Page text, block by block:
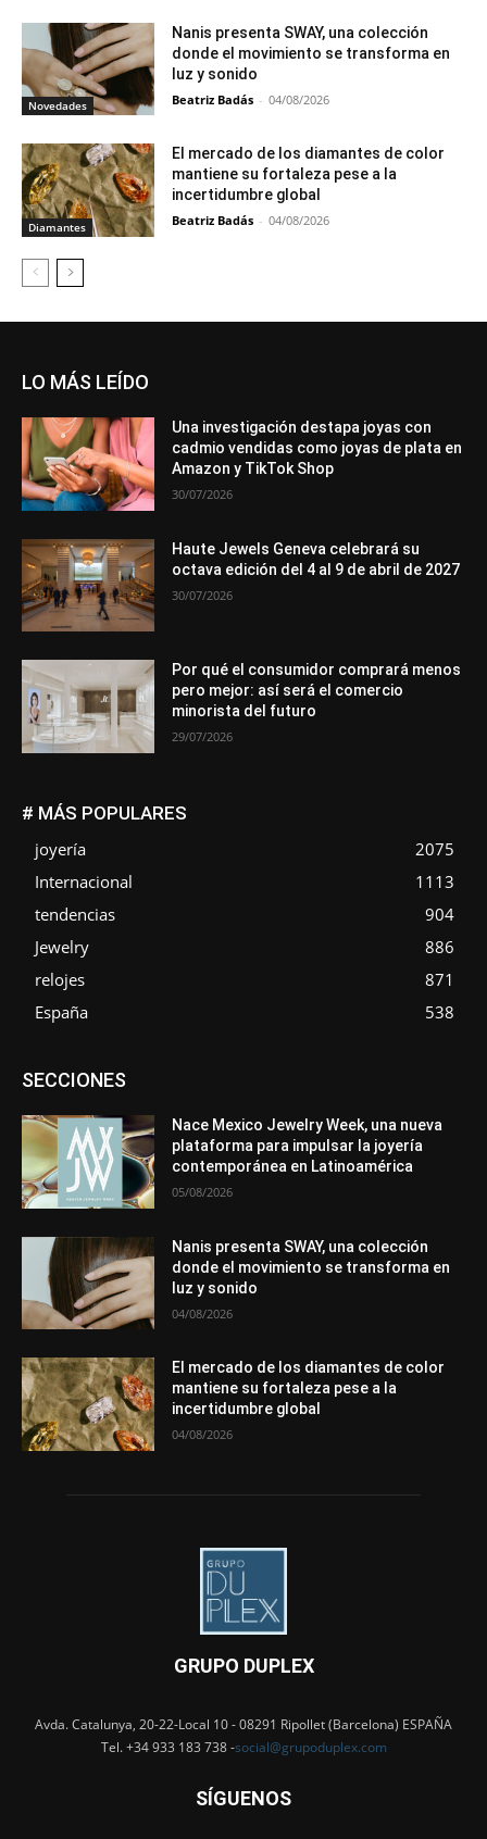
Novedades
Nanis presenta SWAY, una colección
donde el movimiento se transforma en
luz y sonido
Beatriz Badás - 04/08/2026
Diamantes
El mercado de los diamantes de color
mantiene su fortaleza pese a la
incertidumbre global
Beatriz Badás - 04/08/2026
LO MÁS LEÍDO
Una investigación destapa joyas con
cadmio vendidas como joyas de plata en
Amazon y TikTok Shop
30/07/2026
Haute Jewels Geneva celebrará su
octava edición del 4 al 9 de abril de 2027
30/07/2026
Por qué el consumidor comprará menos
pero mejor: así será el comercio
minorista del futuro
29/07/2026
# MÁS POPULARES
joyería
2075
Internacional
1113
tendencias
904
Jewelry
886
relojes
871
España
538
SECCIONESAsociaciones
Entrevistas
Mundo Técnico
Novedades Opiniones
Perspectiva
Premios
Secciones Sin categoría
Sucesos
Más
Nace Mexico Jewelry Week, una nueva
plataforma para impulsar la joyería
contemporánea en Latinoamérica
05/08/2026
Nanis presenta SWAY, una colección
donde el movimiento se transforma en
luz y sonido
04/08/2026
El mercado de los diamantes de color
mantiene su fortaleza pese a la
incertidumbre global
04/08/2026
GRUPO DUPLEX
Avda. Catalunya, 20-22-Local 10 - 08291 Ripollet (Barcelona) ESPAÑA
Tel. +34 933 183 738 -social@grupoduplex.com
SÍGUENOS